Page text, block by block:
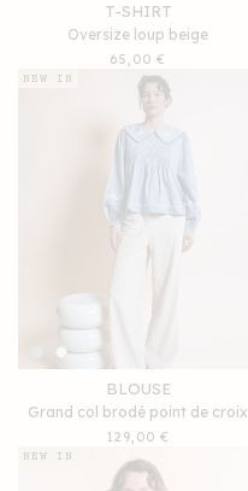
T-SHIRT
Oversize loup beige
Prix
habituel
65,00 €
BLOUSE
Grand col brodé point de croix
bleu
Prix
129,00 €
NEW IN
NEW IN